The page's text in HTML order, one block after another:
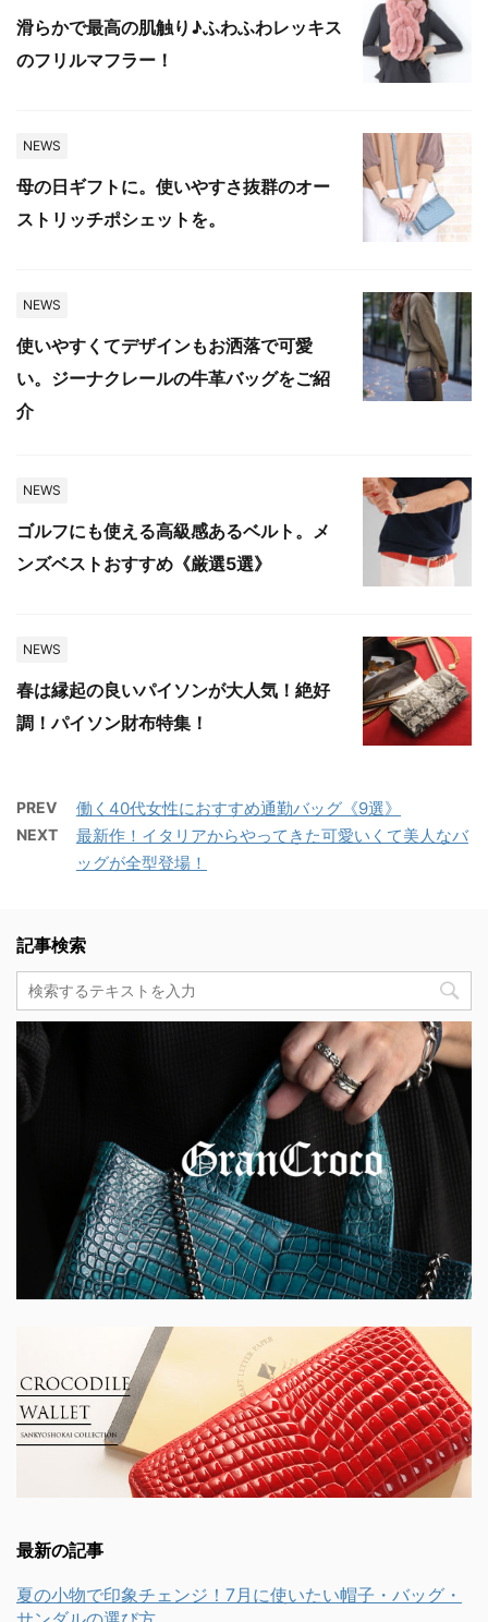
滑らかで最高の肌触り♪ふわふわレッキス
のフリルマフラー！
NEWS
母の日ギフトに。使いやすさ抜群のオー
ストリッチポシェットを。
NEWS
使いやすくてデザインもお洒落で可愛
い。ジーナクレールの牛革バッグをご紹
介
NEWS
ゴルフにも使える高級感あるベルト。メ
ンズベストおすすめ《厳選5選》
NEWS
春は縁起の良いパイソンが大人気！絶好
調！パイソン財布特集！
PREV 働く40代女性におすすめ通勤バッグ《9選》
NEXT
最新作！イタリアからやってきた可愛いくて美人なバ
ッグが全型登場！
記事検索
最新の記事
夏の小物で印象チェンジ！7月に使いたい帽子・バッグ・